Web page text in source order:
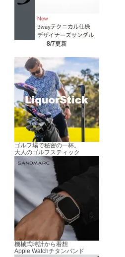
8/7更新
ゴルフ場で秘密の一杯。
大人のゴルフスティック
機械式時計から着想
Apple Watchチタンバンド